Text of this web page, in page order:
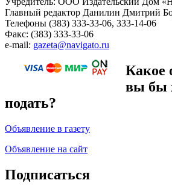
Главный редактор Данилин Дмитрий
Телефоны (383) 333-33-06, 333-14-06
Факс: (383) 333-33-06
e-mail: gazeta@navigato.ru
Какое
вы бы
подать?
Объявление в газету
Объявление на сайт
Подписаться